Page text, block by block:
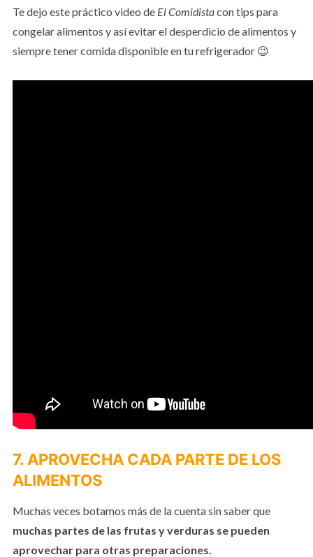
Te dejo este práctico video de El Comidistacon tips para
congelar alimentos y así evitar el desperdicio de alimentos y
siempre tener comida disponible en tu refrigerador 😉
7. APROVECHA CADA PARTE DE LOS
ALIMENTOS
Muchas veces botamos más de la cuenta sin saber que
muchas partes de las frutas y verduras se pueden
aprovechar para otras preparaciones.